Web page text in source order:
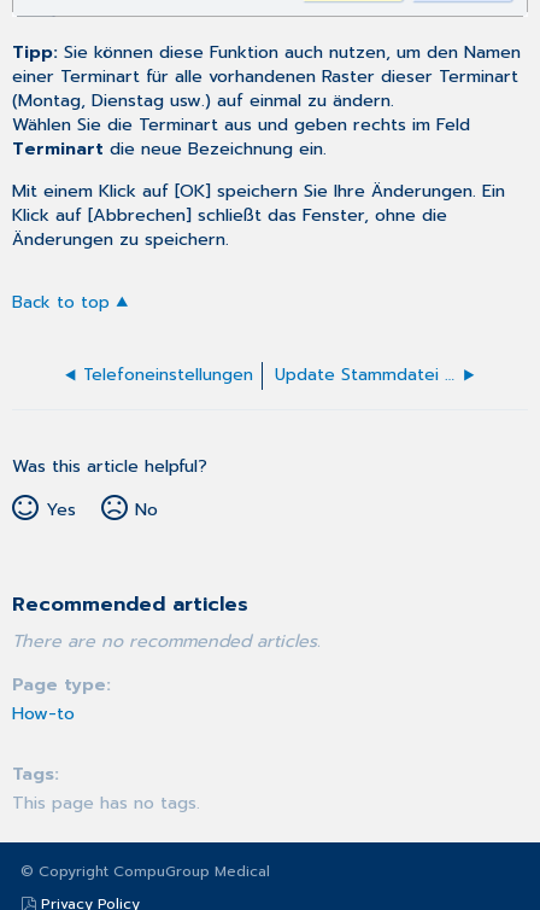
Tipp:Sie können diese Funktion auch nutzen, um den Namen
einer Terminart für alle vorhandenen Raster dieser Terminart
(Montag, Dienstag usw.) auf einmal zu ändern.
Wählen Sie die Terminart aus und geben rechts im Feld
Terminart die neue Bezeichnung ein.
Mit einem Klick auf [OK] speichern Sie Ihre Änderungen. Ein
Klick auf [Abbrechen] schließt das Fenster, ohne die
Änderungen zu speichern.
Back to top
Telefoneinstellungen Update Stammdatei Befunde
Was this article helpful?
Yes
No
Recommended articles
There are no recommended articles.
Page type
How-to
Tags
This page has no tags.
© Copyright CompuGroup Medical
Privacy Policy